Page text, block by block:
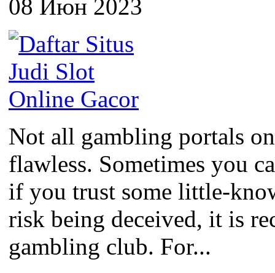
08 Июн 2023
Not all gambling portals
flawless. Sometimes you
if you trust some little-
risk being deceived, it is
gambling club. For...